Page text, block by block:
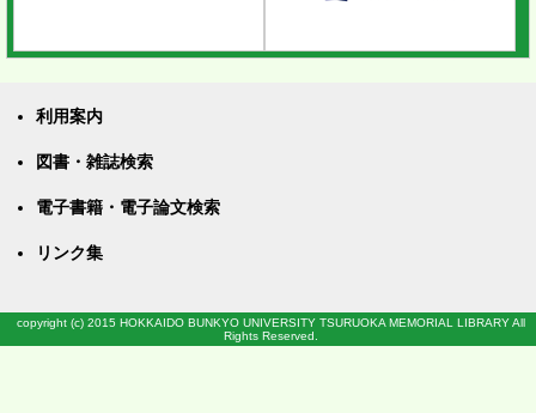
利用案内
図書・雑誌検索
電子書籍・電子論文検索
リンク集
copyright (c) 2015 HOKKAIDO BUNKYO UNIVERSITY TSURUOKA MEMORIAL LIBRARY All
Rights Reserved.